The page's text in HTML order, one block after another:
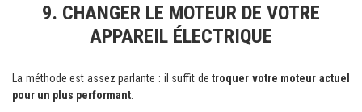
9. CHANGER LE MOTEUR DE VOTRE
APPAREIL ÉLECTRIQUE
La méthode est assez parlante : il suffit detroquer votre moteur actuel
pour un plus performant.